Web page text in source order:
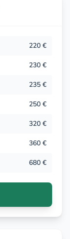
220 €
230 €
235 €
250 €
320 €
360 €
680 €